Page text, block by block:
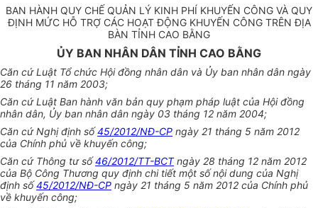
BAN HÀNH QUY CHẾ QUẢN LÝ KINH PHÍ KHUYẾN CÔNG VÀ QUY
ĐỊNH MỨC HỖ TRỢ CÁC HOẠT ĐỘNG KHUYẾN CÔNG TRÊN ĐỊA
BÀN TỈNH CAO BẰNG
ỦY BAN NHÂN DÂN TỈNH CAO BẰNG
Căn cứ Luật Tổ chức Hội đồng nhân dân và Ủy ban nhân dân ngày
26 tháng 11 năm 2003;
Căn cứ Luật Ban hành văn bản quy phạm pháp luật của Hội đồng
nhân dân, Ủy ban nhân dân ngày 03 tháng 12 năm 2004;
Căn cứ Nghị định số45/2012/NĐ-CP ngày 21 tháng 5 năm 2012
của Chính phủ về khuyến công;
Căn cứ Thông tư số46/2012/TT-BCTngày 28 tháng 12 năm 2012
của Bộ Công Thương quy định chi tiết một số nội dung của Nghị
định số45/2012/NĐ-CP ngày 21 tháng 5 năm 2012 của Chính phủ
về khuyến công;